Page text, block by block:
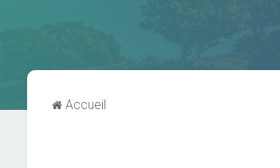
Accueil